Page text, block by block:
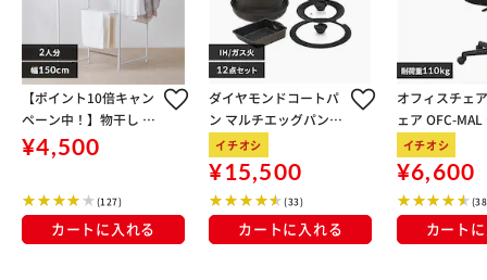
【ポイント10倍キャン
ペーン中！】物干し 室
内用 折りたたみ式 3連
OTM-150R ホワイト 一
¥4,500
(127)
カートに入れる
ダイヤモンドコートパ
ン マルチエッグパン入
り 12点セット IHガス
火対応 MEGI-12S ブラ
ウンメタリック
イチオシ
¥15,500
(33)
カートに入れる
オフィスチェ
ェア OFC-
ン
イチオシ
¥6,600
カート